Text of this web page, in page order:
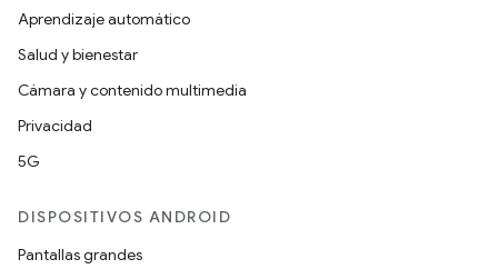
Aprendizaje automático
Salud y bienestar
Cámara y contenido multimedia
Privacidad
5G
DISPOSITIVOS ANDROID
Pantallas grandes